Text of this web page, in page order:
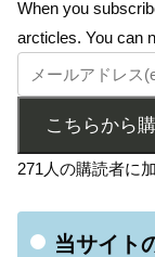
When you
arcticles. You can
こちらから
271人の購読者に
当サイト